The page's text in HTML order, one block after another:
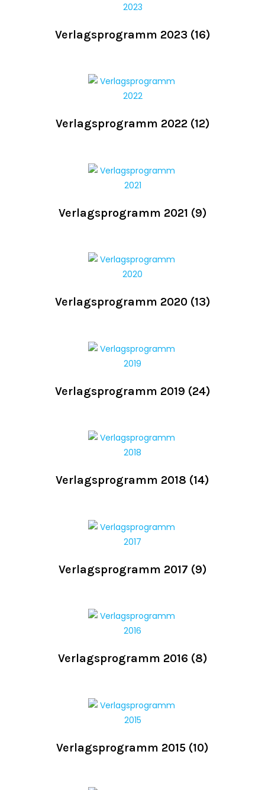
Verlagsprogramm 2023 (16)
Verlagsprogramm 2022 (12)
Verlagsprogramm 2021 (9)
Verlagsprogramm 2020 (13)
Verlagsprogramm 2019 (24)
Verlagsprogramm 2018 (14)
Verlagsprogramm 2017 (9)
Verlagsprogramm 2016 (8)
Verlagsprogramm 2015 (10)